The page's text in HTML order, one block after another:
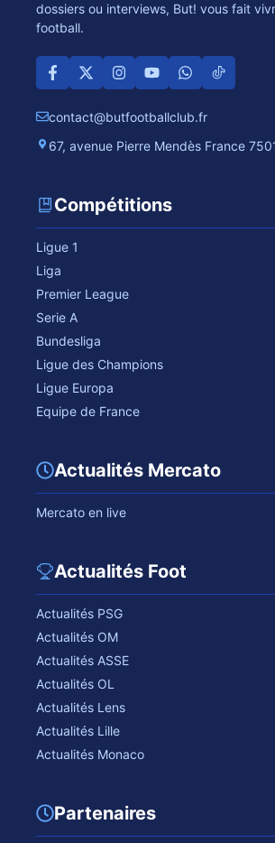
dossiers ou interviews, But! vous fait
football.
contact@butfootballclub.fr
67, avenue Pierre Mendès France
Compétitions
Ligue 1
Liga
Premier League
Serie A
Bundesliga
Ligue des Champions
Ligue Europa
Equipe de France
Actualités Mercato
Mercato en live
Actualités Foot
Actualités PSG
Actualités OM
Actualités ASSE
Actualités OL
Actualités Lens
Actualités Lille
Actualités Monaco
Partenaires